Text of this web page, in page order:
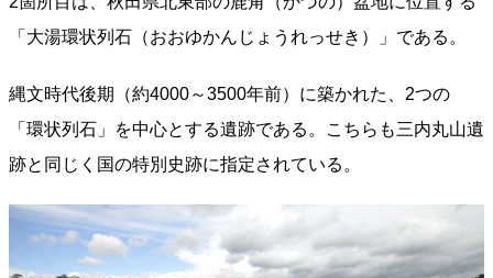
「大湯環状列石（おおゆかんじょうれっせき）」である。
縄文時代後期（約4000～3500年前）に築かれた、2つの
「環状列石」を中心とする遺跡である。こちらも三内丸山遺
跡と同じく国の特別史跡に指定されている。